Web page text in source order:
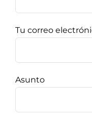
Tu correo
Asunto